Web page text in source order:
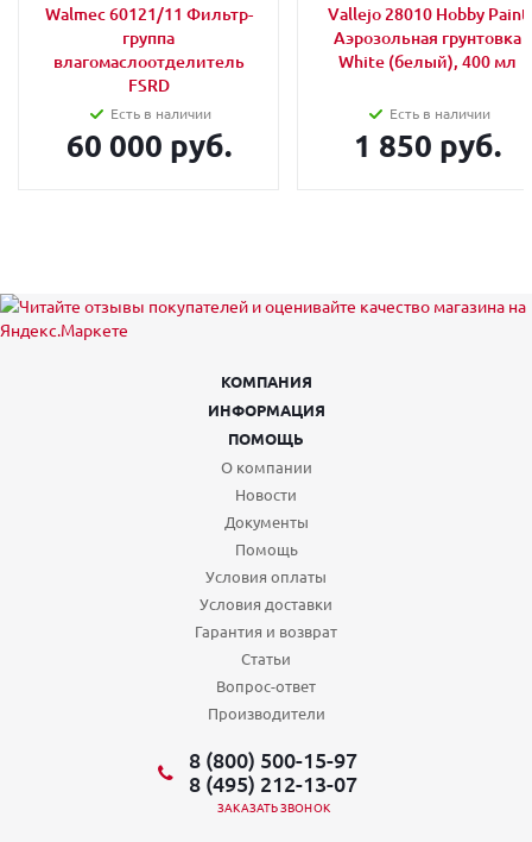
Walmec 60121/11 Фильтр-
группа
влагомаслоотделитель
FSRD
Есть в наличии
60 000 руб.
Vallejo 28010 Hobby Paint
Аэрозольная грунтовка
White (белый), 400 мл
Есть в наличии
1 850 руб.
КОМПАНИЯ
ИНФОРМАЦИЯ
ПОМОЩЬ
О компании
Новости
Документы
Помощь
Условия оплаты
Условия доставки
Гарантия и возврат
Статьи
Вопрос-ответ
Производители
8 (800) 500-15-97
8 (495) 212-13-07
ЗАКАЗАТЬ ЗВОНОК